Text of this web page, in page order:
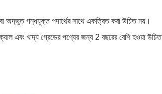
বা অদ্ভুত গন্ধযুক্ত পদার্থের সাথে একত্রিত করা উচিত নয়।
এবং খাদ্য গ্রেডের পণ্যের জন্য 2 বছরের বেশি হওয়া উচিত